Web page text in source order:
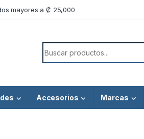
mayores a ₡ 25,000
Search for:
Accesorios Marcas